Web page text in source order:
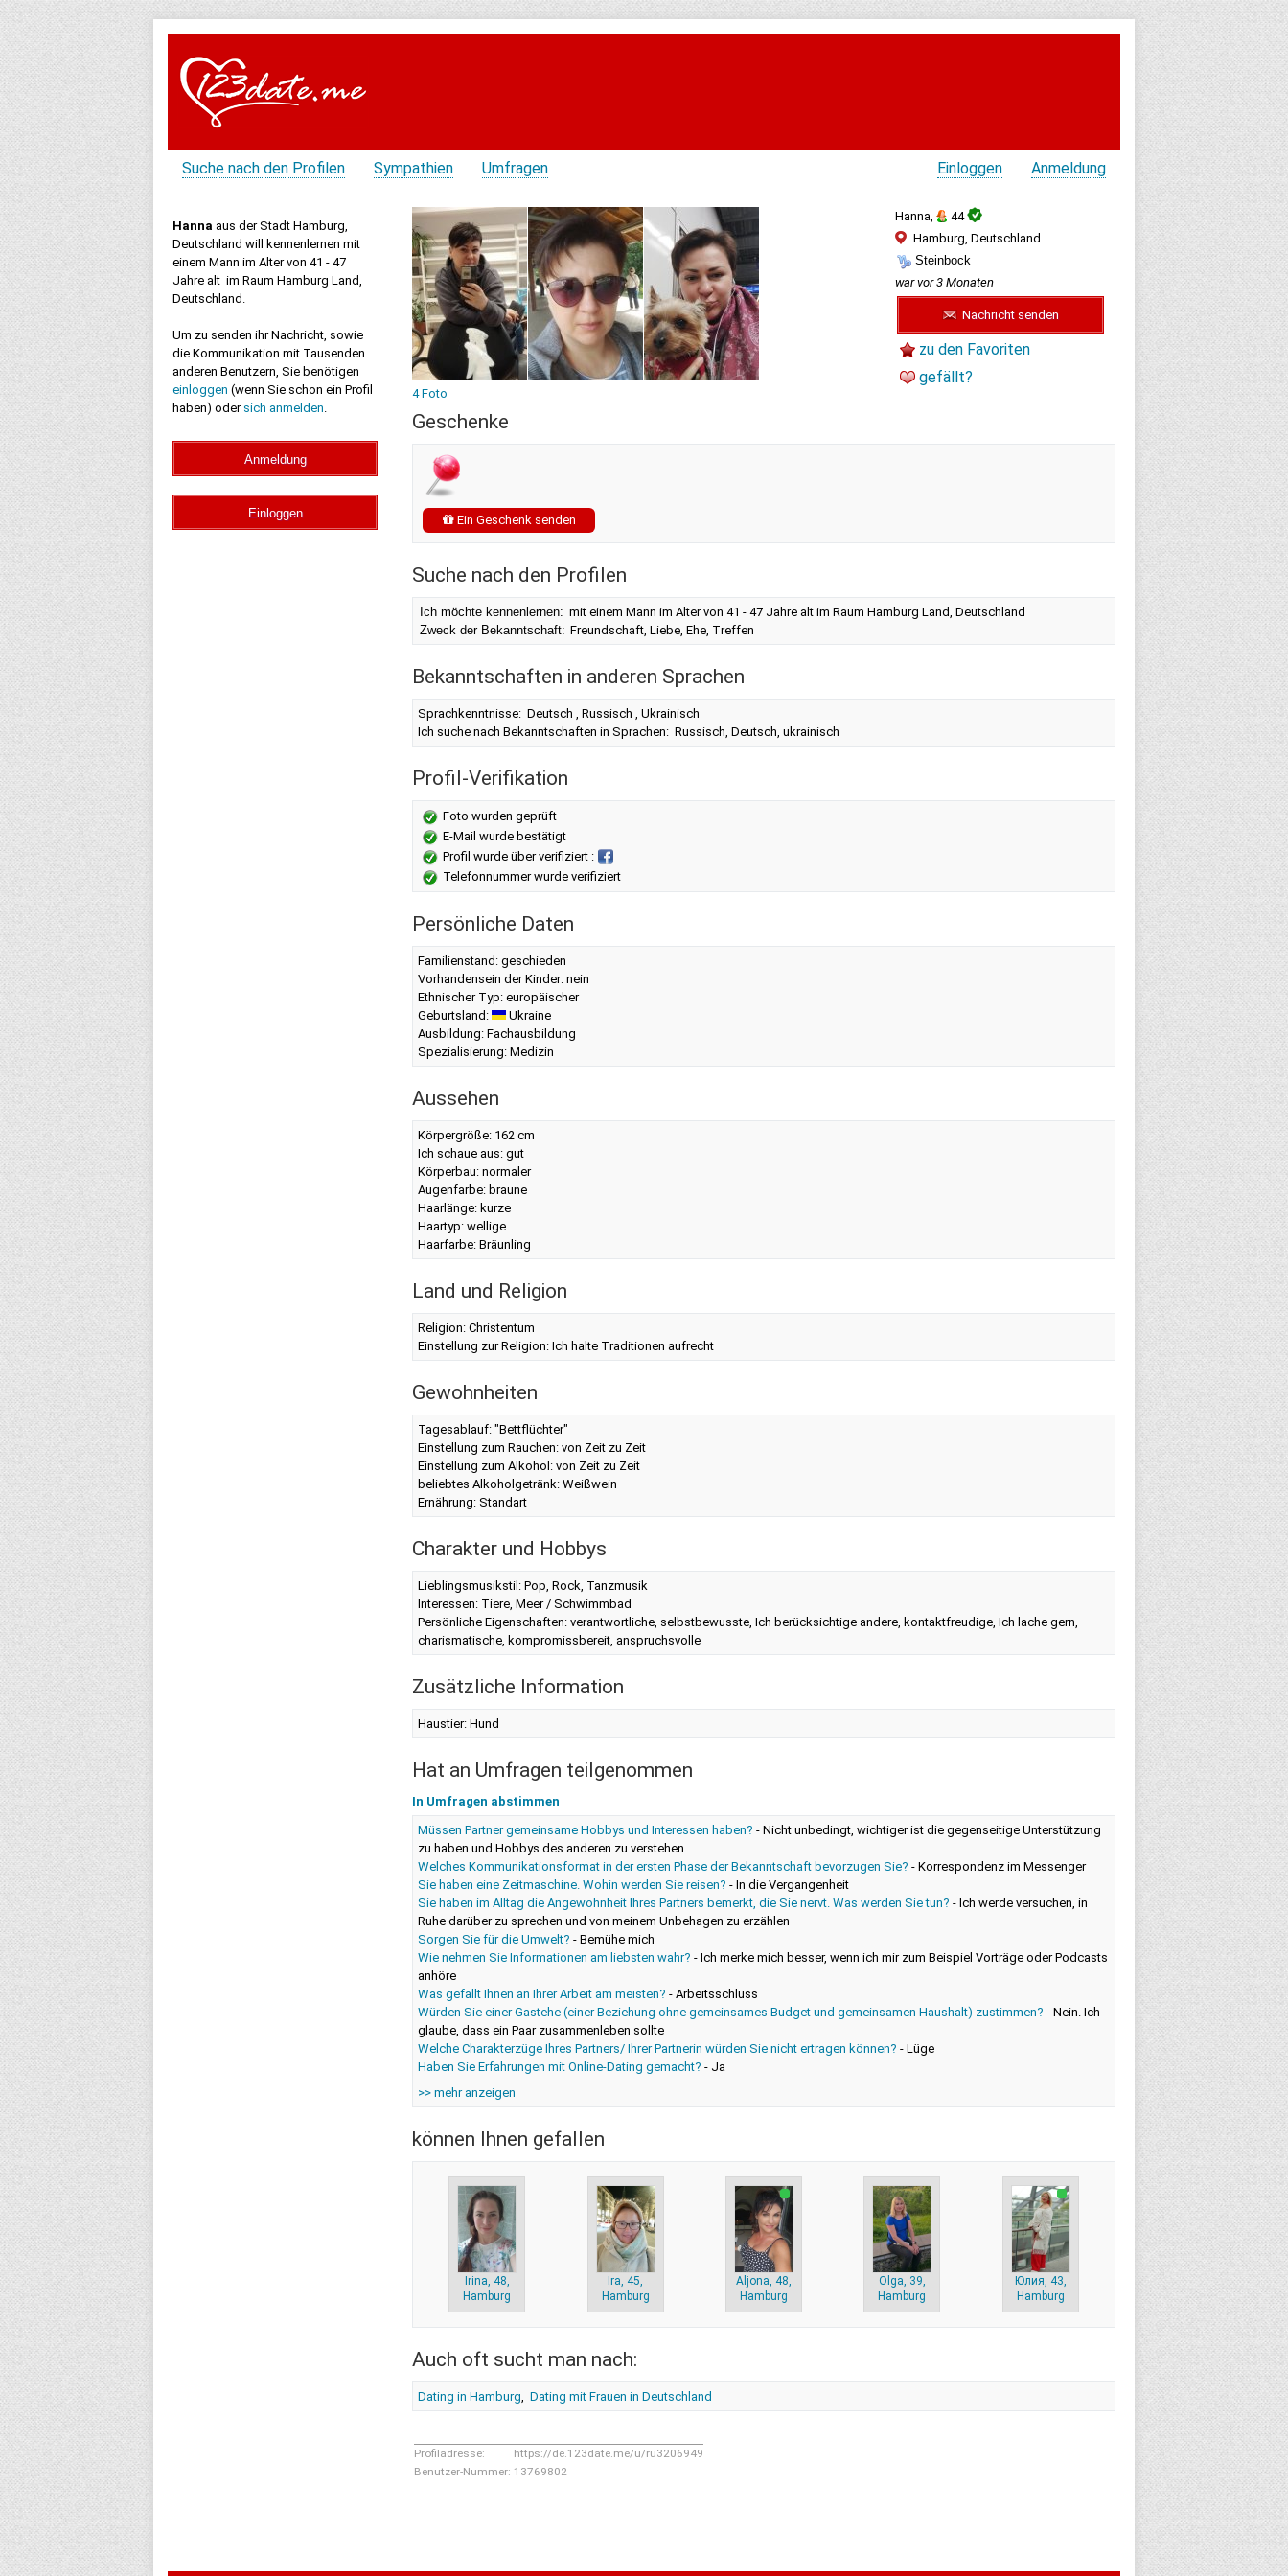
Suche nach den Profilen Sympathien Umfragen Anmeldung
Einloggen
Hanna aus der Stadt Hamburg,
Deutschland will kennenlernen mit
einem Mann im Alter von 41 - 47
Jahre alt im Raum Hamburg Land,
Deutschland.
Um zu senden ihr Nachricht, sowie
die Kommunikation mit Tausenden
anderen Benutzern, Sie benötigen
einloggen (wenn Sie schon ein Profil
haben) oder sich anmelden.
4 Foto
Hanna,
44
Hamburg, Deutschland
Steinbock
war vor 3 Monaten
Nachricht senden
zu den Favoriten
gefällt?
Geschenke
Ein Geschenk senden
Suche nach den Profilen
Ich möchte kennenlernen: mit einem Mann im Alter von 41 - 47 Jahre alt im Raum Hamburg Land, Deutschland
Zweck der Bekanntschaft: Freundschaft, Liebe, Ehe, Treffen
Bekanntschaften in anderen Sprachen
Sprachkenntnisse: Deutsch , Russisch , Ukrainisch
Ich suche nach Bekanntschaften in Sprachen: Russisch, Deutsch, ukrainisch
Profil-Verifikation
Foto wurden geprüft
E-Mail wurde bestätigt
Profil wurde über verifiziert :
Telefonnummer wurde verifiziert
Persönliche Daten
Familienstand: geschieden
Vorhandensein der Kinder: nein
Ethnischer Typ: europäischer
Geburtsland:
Ukraine
Ausbildung: Fachausbildung
Spezialisierung: Medizin
Aussehen
Körpergröße: 162 cm
Ich schaue aus: gut
Körperbau: normaler
Augenfarbe: braune
Haarlänge: kurze
Haartyp: wellige
Haarfarbe: Bräunling
Land und Religion
Religion: Christentum
Einstellung zur Religion: Ich halte Traditionen aufrecht
Gewohnheiten
Tagesablauf: "Bettflüchter"
Einstellung zum Rauchen: von Zeit zu Zeit
Einstellung zum Alkohol: von Zeit zu Zeit
beliebtes Alkoholgetränk: Weißwein
Ernährung: Standart
Charakter und Hobbys
Lieblingsmusikstil: Pop, Rock, Tanzmusik
Interessen: Tiere, Meer / Schwimmbad
Persönliche Eigenschaften: verantwortliche, selbstbewusste, Ich berücksichtige andere, kontaktfreudige, Ich lache gern,
charismatische, kompromissbereit, anspruchsvolle
Zusätzliche Information
Haustier: Hund
Hat an Umfragen teilgenommen
In Umfragen abstimmen
Müssen Partner gemeinsame Hobbys und Interessen haben? - Nicht unbedingt, wichtiger ist die gegenseitige Unterstützung
zu haben und Hobbys des anderen zu verstehen
Welches Kommunikationsformat in der ersten Phase der Bekanntschaft bevorzugen Sie? - Korrespondenz im Messenger
Sie haben eine Zeitmaschine. Wohin werden Sie reisen? - In die Vergangenheit
Sie haben im Alltag die Angewohnheit Ihres Partners bemerkt, die Sie nervt. Was werden Sie tun? - Ich werde versuchen, in
Ruhe darüber zu sprechen und von meinem Unbehagen zu erzählen
Sorgen Sie für die Umwelt? - Bemühe mich
Wie nehmen Sie Informationen am liebsten wahr? - Ich merke mich besser, wenn ich mir zum Beispiel Vorträge oder Podcasts
anhöre
Was gefällt Ihnen an Ihrer Arbeit am meisten? - Arbeitsschluss
Würden Sie einer Gastehe (einer Beziehung ohne gemeinsames Budget und gemeinsamen Haushalt) zustimmen? - Nein. Ich
glaube, dass ein Paar zusammenleben sollte
Welche Charakterzüge Ihres Partners/ Ihrer Partnerin würden Sie nicht ertragen können? - Lüge
Haben Sie Erfahrungen mit Online-Dating gemacht? - Ja
>> mehr anzeigen
können Ihnen gefallen
Irina, 48,
Hamburg
Ira, 45,
Hamburg
Aljona, 48,
Hamburg
Olga, 39,
Hamburg
Юлия, 43,
Hamburg
Auch oft sucht man nach:
Dating in Hamburg, Dating mit Frauen in Deutschland
Profiladresse:
https://de.123date.me/u/ru3206949
Benutzer-Nummer: 13769802